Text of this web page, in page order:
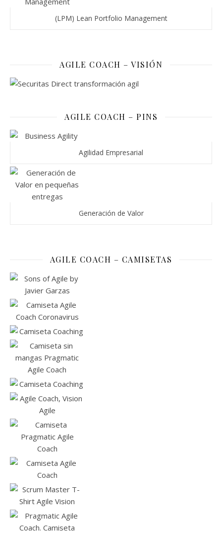
(LPM) Lean Portfolio Management
AGILE COACH – VISIÓN
AGILE COACH – PINS
Agilidad Empresarial
Generación de Valor
AGILE COACH – CAMISETAS